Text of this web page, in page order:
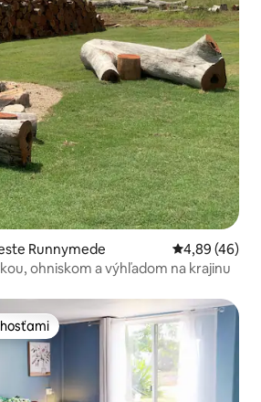
Runnymede Priemerné
4,89 (46)
ohniskom a výhľadom na krajinu
hosťami